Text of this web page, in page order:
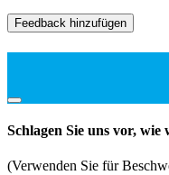
Feedback hinzufügen
Schlagen Sie uns vor,
(Verwenden Sie für